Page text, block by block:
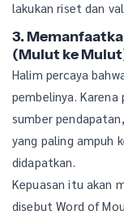
lakukan riset dan
3.
(Mulut ke
Halim percaya
pembelinya. Karena
sumber
yang paling ampuh
didapatkan.
Kepuasan itu akan
disebut Word of